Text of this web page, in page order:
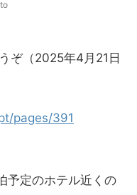
ぞ（2025年4月21日
pages/391
予定のホテル近くの